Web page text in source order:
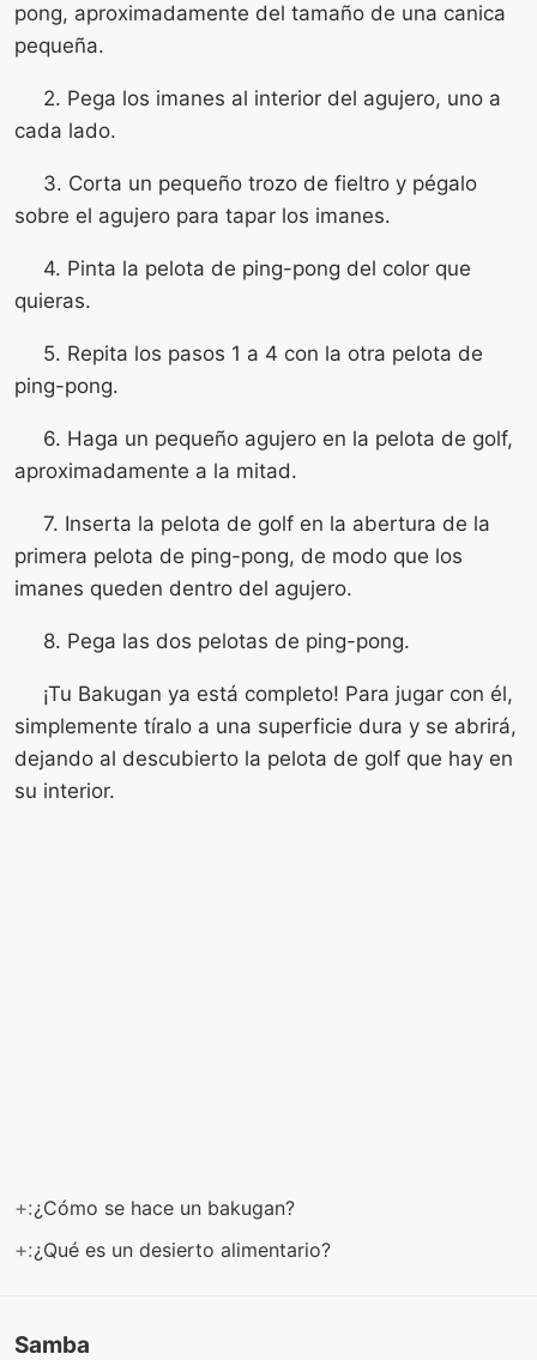
pong, aproximadamente del tamaño de una canica
pequeña.
2. Pega los imanes al interior del agujero, uno a
cada lado.
3. Corta un pequeño trozo de fieltro y pégalo
sobre el agujero para tapar los imanes.
4. Pinta la pelota de ping-pong del color que
quieras.
5. Repita los pasos 1 a 4 con la otra pelota de
ping-pong.
6. Haga un pequeño agujero en la pelota de golf,
aproximadamente a la mitad.
7. Inserta la pelota de golf en la abertura de la
primera pelota de ping-pong, de modo que los
imanes queden dentro del agujero.
8. Pega las dos pelotas de ping-pong.
¡Tu Bakugan ya está completo! Para jugar con él,
simplemente tíralo a una superficie dura y se abrirá,
dejando al descubierto la pelota de golf que hay en
su interior.
+:¿Cómo se hace un bakugan?
+:¿Qué es un desierto alimentario?
Samba